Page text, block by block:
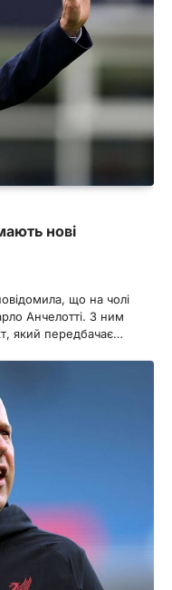
нові
що на чолі
Анчелотті. З ним
який передбачає…